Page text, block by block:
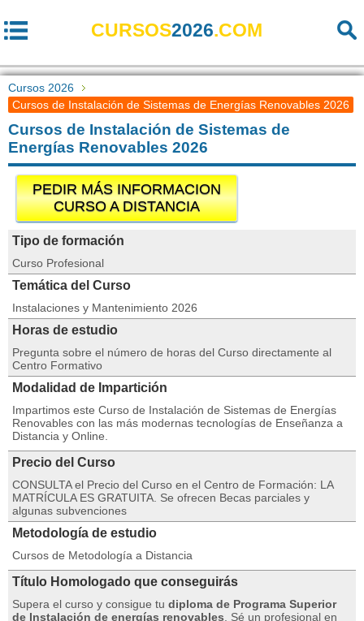
CURSOS2026.COM
Cursos 2026
Cursos de Instalación de Sistemas de Energías Renovables 2026
Cursos de Instalación de Sistemas de
Energías Renovables 2026
PEDIR MÁS INFORMACION
CURSO A DISTANCIA
Tipo de formación
Curso Profesional
Temática del Curso
Instalaciones y Mantenimiento 2026
Horas de estudio
Pregunta sobre el número de horas del Curso directamente al
Centro Formativo
Modalidad de Impartición
Impartimos este Curso de Instalación de Sistemas de Energías
Renovables con las más modernas tecnologías de Enseñanza a
Distancia y Online.
Precio del Curso
CONSULTA el Precio del Curso en el Centro de Formación: LA
MATRÍCULA ES GRATUITA. Se ofrecen Becas parciales y
algunas subvenciones
Metodología de estudio
Cursos de Metodología a Distancia
Título Homologado que conseguirás
Supera el curso y consigue tu diploma de Programa Superior
de Instalación de energías renovables . Sé un profesional en